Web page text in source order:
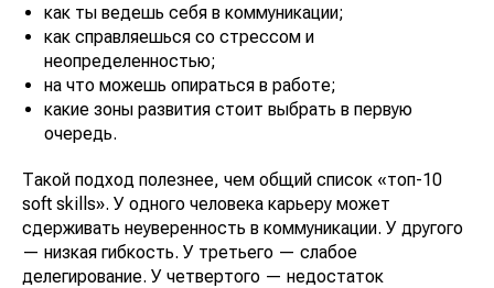
как ты ведешь себя в коммуникации;
как справляешься со стрессом и
неопределенностью;
на что можешь опираться в работе;
какие зоны развития стоит выбрать в первую
очередь.
Такой подход полезнее, чем общий список «топ-10
soft skills». У одного человека карьеру может
сдерживать неуверенность в коммуникации. У другого
— низкая гибкость. У третьего — слабое
делегирование. У четвертого — недостаток